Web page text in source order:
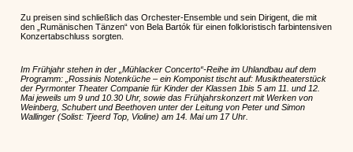
Zu preisen sind schließlich das Orchester-Ensemble und sein Dirigent, die mit
den „Rumänischen Tänzen“ von Bela Bartók für einen folkloristisch farbintensiven
Konzertabschluss sorgten.
Im Frühjahr stehen in der „Mühlacker Concerto“-Reihe im Uhlandbau auf dem
Programm: „Rossinis Notenküche–ein Komponisttischt auf: Musiktheaterstück
der Pyrmonter Theater Companie für Kinder der Klassen 1bis 5 am 11. und 12.
Mai jeweils um9und 10.30Uhr, sowie das Frühjahrskonzert mit Werken von
Weinberg Schubert und Beethoven unter der Leitung von Peter und Simon
Wallinger (Solist: Tjeerd Top, Violine) am 14. Mai um 17 Uhr.